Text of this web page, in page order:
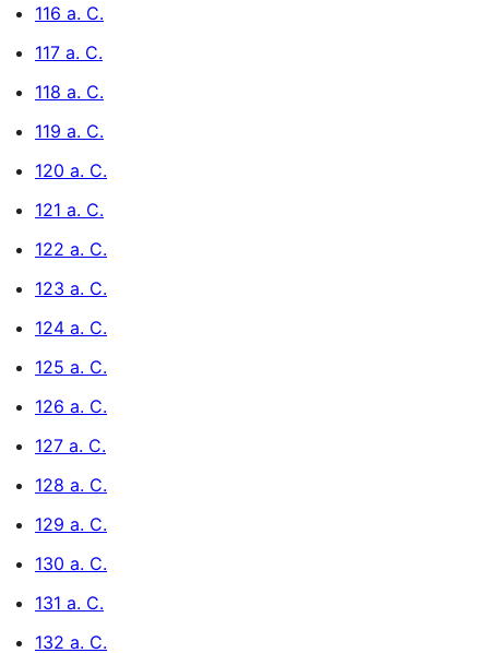
116 a. C.
117 a. C.
118 a. C.
119 a. C.
120 a. C.
121 a. C.
122 a. C.
123 a. C.
124 a. C.
125 a. C.
126 a. C.
127 a. C.
128 a. C.
129 a. C.
130 a. C.
131 a. C.
132 a. C.